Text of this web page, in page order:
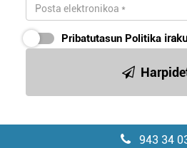
Pribatutasun Politika
943 34